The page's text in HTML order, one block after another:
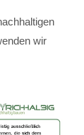
wir